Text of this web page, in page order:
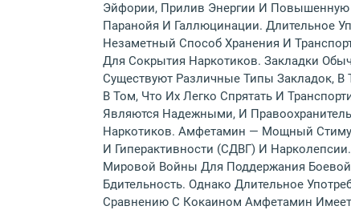
Эйфории, Прилив Энергии И Повышенную
Паранойя И Галлюцинации. Длительное
Незаметный Способ Хранения И
Для Сокрытия Наркотиков. Закладки
Существуют Различные Типы Закладок,
В Том, Что Их Легко Спрятать И
Являются Надежными, И
Наркотиков. Амфетамин — Мощный
И Гиперактивности (СДВГ) И
Мировой Войны Для Поддержания
Бдительность. Однако Длительное
Сравнению С Кокаином Амфетамин